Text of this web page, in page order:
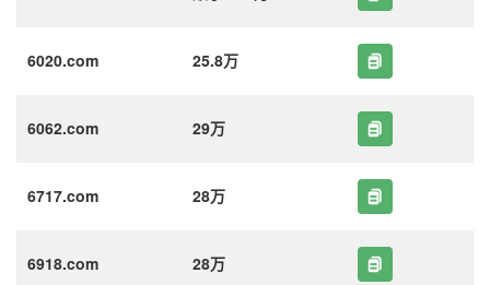
6020.com 25.8万
6062.com 29万
6717.com 28万
6918.com 28万